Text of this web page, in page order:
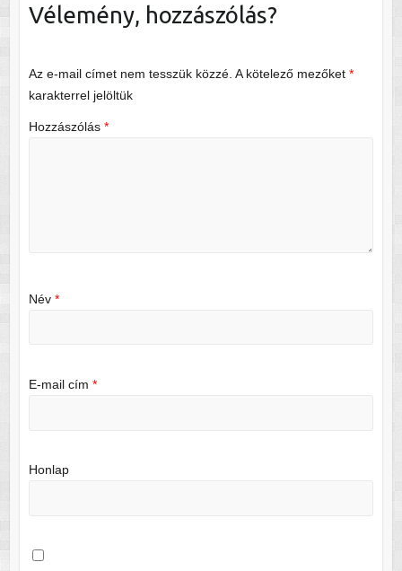
Vélemény, hozzászólás?
Az e-mail címet nem tesszük közzé. A kötelező mezőket *
karakterrel jelöltük
Hozzászólás *
Név *
E-mail cím *
Honlap